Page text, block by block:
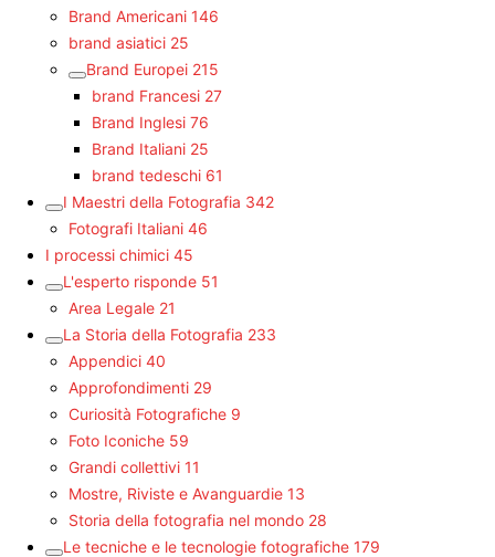
Brand Americani 146
brand asiatici 25
Brand Europei 215
brand Francesi 27
Brand Inglesi 76
Brand Italiani 25
brand tedeschi 61
I Maestri della Fotografia 342
Fotografi Italiani 46
I processi chimici 45
L'esperto risponde 51
Area Legale 21
La Storia della Fotografia 233
Appendici 40
Approfondimenti 29
Curiosità Fotografiche 9
Foto Iconiche 59
Grandi collettivi 11
Mostre, Riviste e Avanguardie 13
Storia della fotografia nel mondo 28
Le tecniche e le tecnologie fotografiche 179